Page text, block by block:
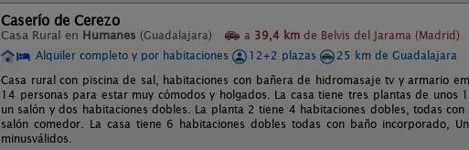
Caserío de Cerezo
Casa Rural en Humanes (Guadalajara) a 39,4 km de Belvis del Jarama (Madrid)
Alquiler completo y por habitaciones
12+2 plazas
25 km de Guadalajara
Casa rural con piscina de sal, habitaciones con bañera de hidromasaje tv y armario
14 personas para estar muy cómodos y holgados. La casa tiene tres plantas de
un salón y dos habitaciones dobles. La planta 2 tiene 4 habitaciones dobles, todas
salón comedor. La casa tiene 6 habitaciones dobles todas con baño incorporado,
minusválidos.